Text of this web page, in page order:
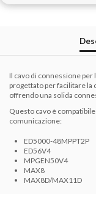
Il cavo di connessione per
progettato per facilitare la
offrendo una solida
Questo cavo è
comunicazione:
ED5000-48MPPT2P
ED56V4
MPGEN50V4
MAX8
MAX8D/MAX11D